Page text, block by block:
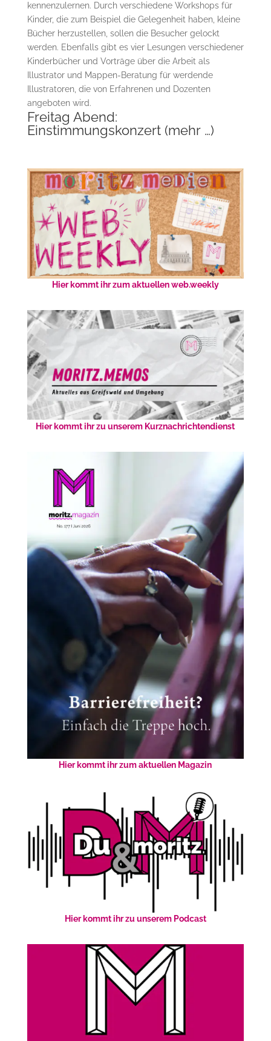
kennenzulernen. Durch verschiedene Workshops für
Kinder, die zum Beispiel die Gelegenheit haben, kleine
Bücher herzustellen, sollen die Besucher gelockt
werden. Ebenfalls gibt es vier Lesungen verschiedener
Kinderbücher und Vorträge über die Arbeit als
Illustrator und Mappen-Beratung für werdende
Illustratoren, die von Erfahrenen und Dozenten
angeboten wird.
Freitag Abend:
Einstimmungskonzert (mehr …)
Hier kommt ihr zum aktuellen web.weekly
Hier kommt ihr zu unserem Kurznachrichtendienst
Hier kommt ihr zum aktuellen Magazin
Hier kommt ihr zu unserem Podcast